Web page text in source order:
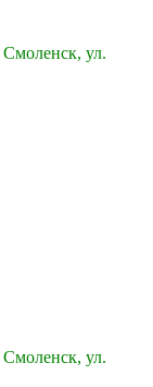
Смоленск, ул.
Смоленск, ул.